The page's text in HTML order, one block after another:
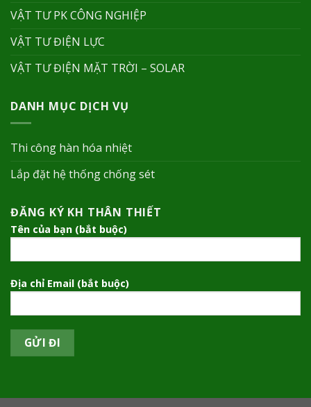
VẬT TƯ PK CÔNG NGHIỆP
VẬT TƯ ĐIỆN LỰC
VẬT TƯ ĐIỆN MẶT TRỜI – SOLAR
DANH MỤC DỊCH VỤ
Thi công hàn hóa nhiệt
Lắp đặt hệ thống chống sét
ĐĂNG KÝ KH THÂN THIẾT
Tên của bạn (bắt buộc)
Địa chỉ Email (bắt buộc)